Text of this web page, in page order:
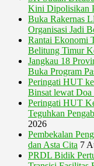
Kini Dipolisikan
Buka Rakernas
Organisasi Jadi
Rantai Ekonomi
Belitung Timur
Jangkau 18
Buka Program
Peringati HUT
Binsat lewat Doa
Peringati HUT
Teguhkan
2026
Pembekalan
dan Asta Cita 7
PRDL Bidik